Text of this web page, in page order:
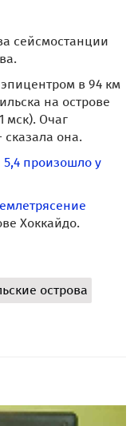
сейсмостанции
в 94 км
на острове
мск). Очаг
сказала она.
произошло у
Хоккайдо.
острова